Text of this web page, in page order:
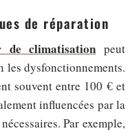
de réparation
de climatisation peut
les dysfonctionnements.
souvent entre 100 € et
influencées par la
Par exemple,